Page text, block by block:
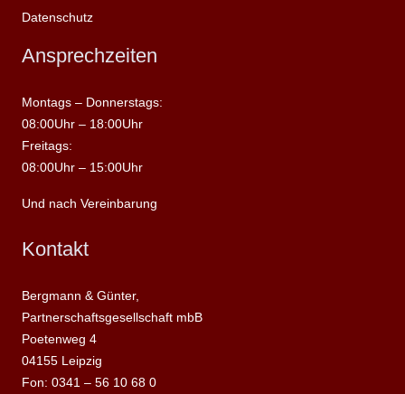
Datenschutz
Ansprechzeiten
Montags – Donnerstags:
08:00Uhr – 18:00Uhr
Freitags:
08:00Uhr – 15:00Uhr
Und nach Vereinbarung
Kontakt
Bergmann & Günter,
Partnerschaftsgesellschaft mbB
Poetenweg 4
04155 Leipzig
Fon: 0341 – 56 10 68 0